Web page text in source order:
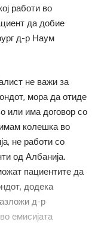
работи во
да добие
д-р Наум
не важи за
мора да отиде
или има договор со
колешка во
не работи со
од Албанија.
пациентите да
додека
д-р
емисијата